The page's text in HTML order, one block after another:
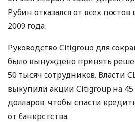
Рубин отказался от всех
2009 года.
Руководство Citigroup для
было вынуждено принять
50 тысяч сотрудников. Власти
выкупили акции Citigroup на
долларов, чтобы спасти
от банкротства.